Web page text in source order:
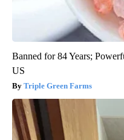
Banned for 84 Years;
US
Triple Green Farms